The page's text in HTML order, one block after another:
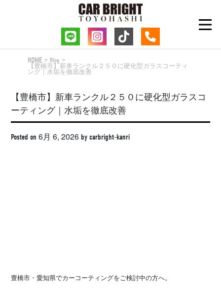
HOME
Blog
【豊橋市】新車ランクル２５０に硬化型ガラスコーティ
ング｜水垢を徹底改善
【豊橋市】新車ランクル２５０に硬化型ガラスコ
ーティング｜水垢を徹底改善
Posted on6月 6, 2026 bycarbright-kanri
豊橋市・愛知県でカーコーティングをご検討中の方へ。